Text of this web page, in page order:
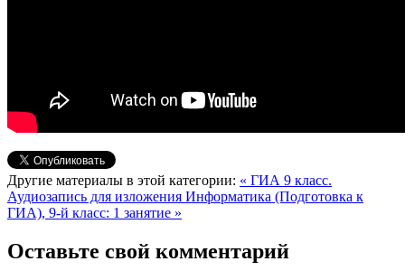
Другие материалы в этой категории: « ГИА 9 класс.
Аудиозапись для изложения Информатика (Подготовка к
ГИА), 9-й класс: 1 занятие »
Оставьте свой комментарий